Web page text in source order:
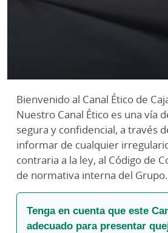
Bienvenido al Canal Ético de
Nuestro Canal Ético es una vía
segura y confidencial, a través
informar de cualquier
contraria a la ley, al Código de
de normativa interna del Grupo.
Tenga en cuenta que este
adecuado para presentar